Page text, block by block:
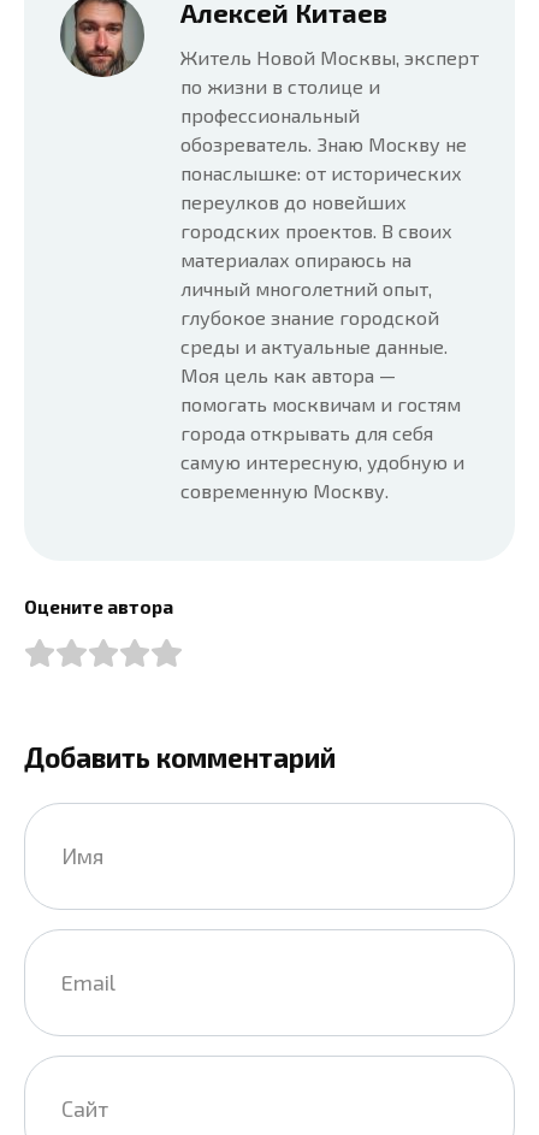
Алексей Китаев
Житель Новой Москвы, эксперт
по жизни в столице и
профессиональный
обозреватель. Знаю Москву не
понаслышке: от исторических
переулков до новейших
городских проектов. В своих
материалах опираюсь на
личный многолетний опыт,
глубокое знание городской
среды и актуальные данные.
Моя цель как автора —
помогать москвичам и гостям
города открывать для себя
самую интересную, удобную и
современную Москву.
Оцените автора
Добавить комментарий
Имя
Email
Сайт